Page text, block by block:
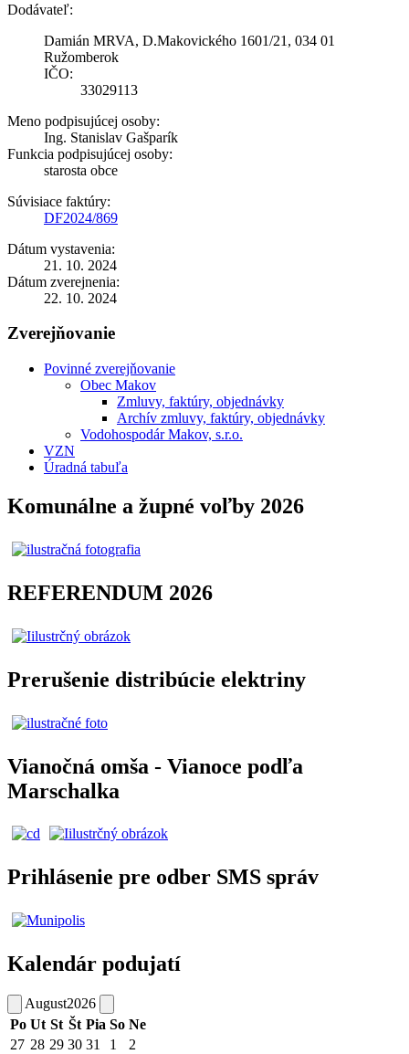
Dodávateľ:
Damián MRVA, D.Makovického 1601/21, 034 01
Ružomberok
IČO:
33029113
Meno podpisujúcej osoby:
Ing. Stanislav Gašparík
Funkcia podpisujúcej osoby:
starosta obce
Súvisiace faktúry:
DF2024/869
Dátum vystavenia:
21. 10. 2024
Dátum zverejnenia:
22. 10. 2024
Zverejňovanie
Povinné zverejňovanie
Obec Makov
Zmluvy, faktúry, objednávky
Archív zmluvy, faktúry, objednávky
Vodohospodár Makov, s.r.o.
VZN
Úradná tabuľa
Komunálne a župné voľby 2026
REFERENDUM 2026
Prerušenie distribúcie elektriny
Vianočná omša - Vianoce podľa
Marschalka
Prihlásenie pre odber SMS správ
Kalendár podujatí
August2026
Po Ut St Št Pia So Ne
27 28 29 30 31 1
2